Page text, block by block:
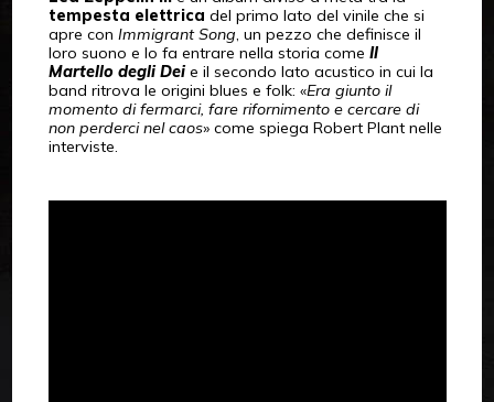
tempesta elettrica del primo lato del vinile che si
apre con Immigrant Song, un pezzo che definisce il
loro suono e lo fa entrare nella storia come Il
Martello degli Deie il secondo lato acustico in cui la
band ritrova le origini blues e folk: «Era giunto il
momento di fermarci, fare rifornimento e cercare di
non perderci nel caos» come spiega Robert Plant nelle
interviste.